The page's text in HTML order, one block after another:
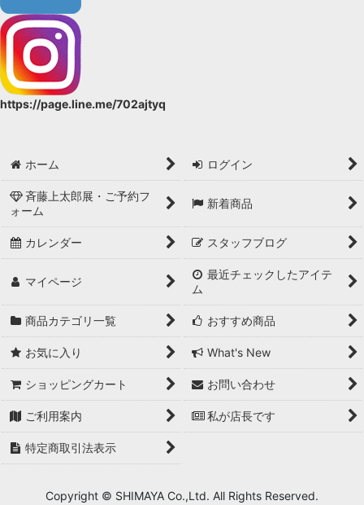
https://page.line.me/702ajtyq
ホーム ログイン
斉藤上太郎展・ご予約フ
ォーム
新着商品
カレンダー スタッフブログ
マイページ
最近チェックしたアイテ
ム
商品カテゴリ一覧 おすすめ商品
お気に入り What's New
ショッピングカート お問い合わせ
ご利用案内 私が店長です
特定商取引法表示
Copyright © SHIMAYA Co.,Ltd. All Rights Reserved.